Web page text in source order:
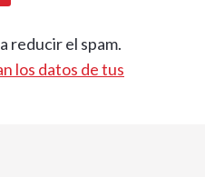
reducir el spam.
los datos de tus